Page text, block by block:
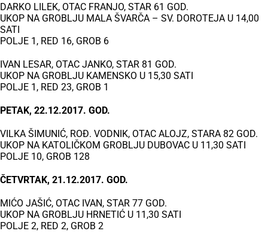
DARKO LILEK, OTAC FRANJO, STAR 61 GOD.
UKOP NA GROBLJU MALA ŠVARČA – SV. DOROTEJA U 14,00
SATI
POLJE 1, RED 16, GROB 6
IVAN LESAR, OTAC JANKO, STAR 81 GOD.
UKOP NA GROBLJU KAMENSKO U 15,30 SATI
POLJE 1, RED 23, GROB 1
PETAK, 22.12.2017. GOD.
VILKA ŠIMUNIĆ, ROĐ. VODNIK, OTAC ALOJZ, STARA 82 GOD.
UKOP NA KATOLIČKOM GROBLJU DUBOVAC U 11,30 SATI
POLJE 10, GROB 128
ČETVRTAK, 21.12.2017. GOD.
MIĆO JAŠIĆ, OTAC IVAN, STAR 77 GOD.
UKOP NA GROBLJU HRNETIĆ U 11,30 SATI
POLJE 2, RED 2, GROB 2